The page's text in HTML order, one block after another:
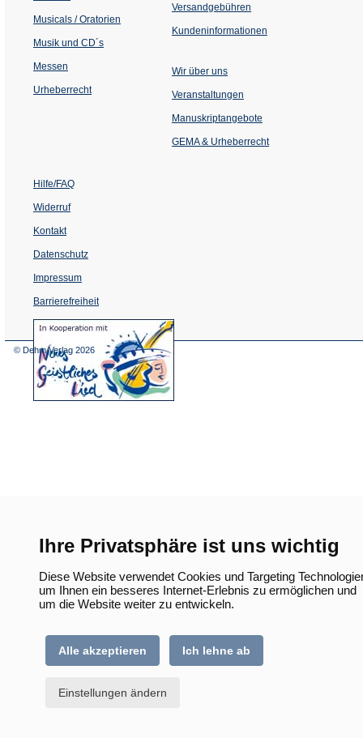
Ihre Privatsphäre ist uns wichtig
Diese Website verwendet Cookies und Targeting
um Ihnen ein besseres Internet-Erlebnis zu ermöglichen und
um die Website weiter zu entwickeln.
Alle akzeptieren Ich lehne ab
Einstellungen ändern
Musicals / Oratorien
Musik und CD´s
Messen
Urheberrecht
Versandgebühren
Kundeninformationen
Wir über uns
Veranstaltungen
einem
Tab)
Manuskriptangebote
GEMA & Urheberrecht
Hilfe/FAQ
Widerruf
Kontakt
Datenschutz
Impressum
Barrierefreiheit
(Öffnet
in
© Dehm Verlag 2026